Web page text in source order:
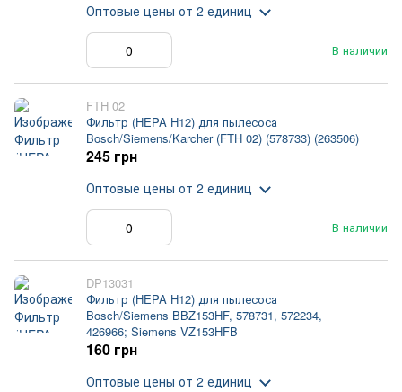
В наличии
Оптовые цены от 2 единиц
FTH 02
Фильтр (HEPA H12) для пылесоса
Bosch/Siemens/Karcher (FTH 02) (578733) (263506)
В наличии
245 грн
Оптовые цены от 2 единиц
DP13031
Фильтр (HEPA H12) для пылесоса
Bosch/Siemens BBZ153HF, 578731, 572234,
426966; Siemens VZ153HFB
160 грн
Оптовые цены от 2 единиц